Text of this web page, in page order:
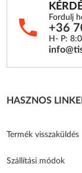
Fordulj
+36
H- P:
HASZNOS
Termék visszaküldés
Szállítási módok